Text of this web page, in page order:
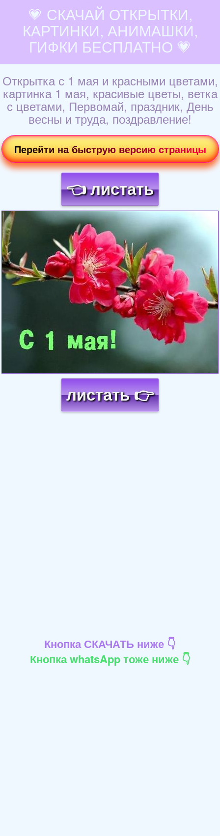
💗 СКАЧАЙ ОТКРЫТКИ,
КАРТИНКИ, АНИМАШКИ,
ГИФКИ БЕСПЛАТНО 💗
Открытка с 1 мая и красными цветами,
картинка 1 мая, красивые цветы, ветка
с цветами, Первомай, праздник, День
весны и труда, поздравление!
Перейти на быструю версию страницы
👈 листать
Загрузка картинки...
листать 👉
Кнопка СКАЧАТЬ ниже 👇
Кнопка whatsApp тоже ниже 👇